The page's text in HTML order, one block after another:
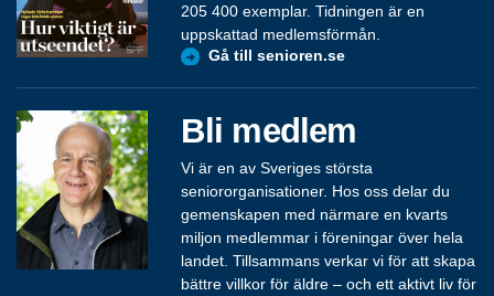
205 400 exemplar. Tidningen är en
uppskattad medlemsförmån.
Gå till senioren.se
Bli medlem
Vi är en av Sveriges största
seniororganisationer. Hos oss delar du
gemenskapen med närmare en kvarts
miljon medlemmar i föreningar över hela
landet. Tillsammans verkar vi för att skapa
bättre villkor för äldre – och ett aktivt liv för